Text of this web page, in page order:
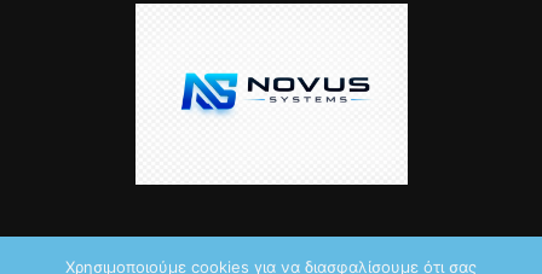
Χρησιμοποιούμε cookies για να διασφαλίσουμε ότι σας